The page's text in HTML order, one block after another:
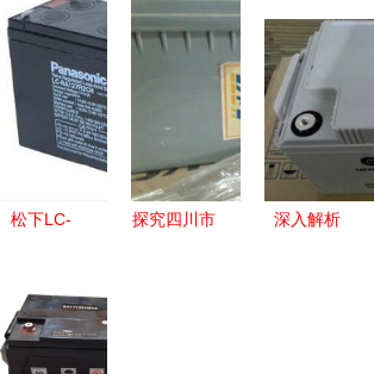
BC120-12
工业能源存
储的可靠之
蓄电池成为
背后的“品
质守护
者”？-汽车
A412/5.5
SR 工业领
域的可靠能
量伙伴
松下LC-
维护蓄电工
业蓄电池
可靠能源的
探究四川市
深入解析